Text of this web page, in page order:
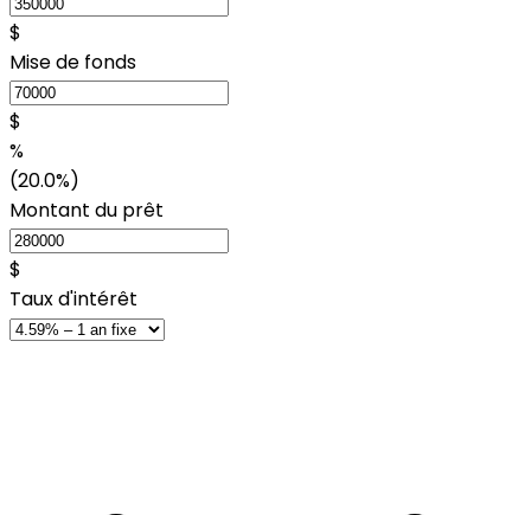
$
Mise de fonds
$
%
(20.0%)
Montant du prêt
$
Taux d'intérêt